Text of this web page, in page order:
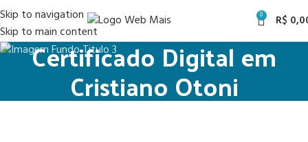
Skip to navigation
Skip to main content
0 R$
Certificado Digital em
Cristiano Otoni